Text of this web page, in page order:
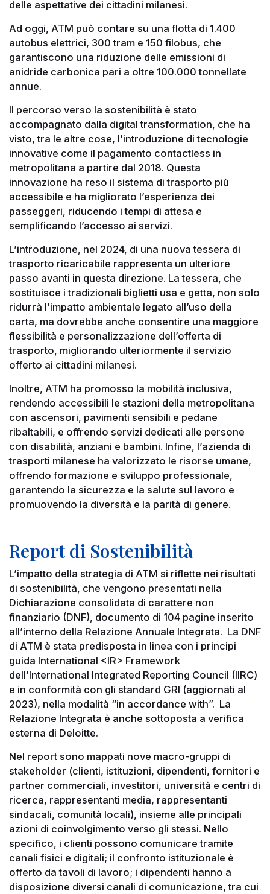
delle aspettative dei cittadini milanesi.
Ad oggi, ATM può contare su una flotta di 1.400
autobus elettrici, 300 tram e 150 filobus, che
garantiscono una riduzione delle emissioni di
anidride carbonica pari a oltre 100.000 tonnellate
annue.
Il percorso verso la sostenibilità è stato
accompagnato dalla digital transformation, che ha
visto, tra le altre cose, l’introduzione di tecnologie
innovative come il pagamento contactless in
metropolitana a partire dal 2018. Questa
innovazione ha reso il sistema di trasporto più
accessibile e ha migliorato l’esperienza dei
passeggeri, riducendo i tempi di attesa e
semplificando l’accesso ai servizi.
L’introduzione, nel 2024, di una nuova tessera di
trasporto ricaricabile rappresenta un ulteriore
passo avanti in questa direzione. La tessera, che
sostituisce i tradizionali biglietti usa e getta, non solo
ridurrà l’impatto ambientale legato all’uso della
carta, ma dovrebbe anche consentire una maggiore
flessibilità e personalizzazione dell’offerta di
trasporto, migliorando ulteriormente il servizio
offerto ai cittadini milanesi.
Inoltre, ATM ha promosso la mobilità inclusiva,
rendendo accessibili le stazioni della metropolitana
con ascensori, pavimenti sensibili e pedane
ribaltabili, e offrendo servizi dedicati alle persone
con disabilità, anziani e bambini. Infine, l’azienda di
trasporti milanese ha valorizzato le risorse umane,
offrendo formazione e sviluppo professionale,
garantendo la sicurezza e la salute sul lavoro e
promuovendo la diversità e la parità di genere.
Report di Sostenibilità
L’impatto della strategia di ATM si riflette nei risultati
di sostenibilità, che vengono presentati nella
Dichiarazione consolidata di carattere non
finanziario (DNF), documento di 104 pagine inserito
all’interno della Relazione Annuale Integrata. La DNF
di ATM è stata predisposta in linea con i principi
guida International <IR> Framework
dell’International Integrated Reporting Council (IIRC)
e in conformità con gli standard GRI (aggiornati al
2023), nella modalità “in accordance with”. La
Relazione Integrata è anche sottoposta a verifica
esterna di Deloitte.
Nel report sono mappati nove macro-gruppi di
stakeholder (clienti, istituzioni, dipendenti, fornitori e
partner commerciali, investitori, università e centri di
ricerca, rappresentanti media, rappresentanti
sindacali, comunità locali), insieme alle principali
azioni di coinvolgimento verso gli stessi. Nello
specifico, i clienti possono comunicare tramite
canali fisici e digitali; il confronto istituzionale è
offerto da tavoli di lavoro; i dipendenti hanno a
disposizione diversi canali di comunicazione, tra cui